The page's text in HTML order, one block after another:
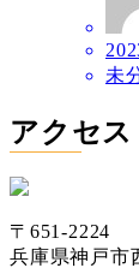
未
アクセス
〒651-2224
兵庫県神戸